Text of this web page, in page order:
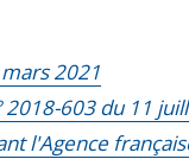
2021
2018-603 du 11
l'Agence